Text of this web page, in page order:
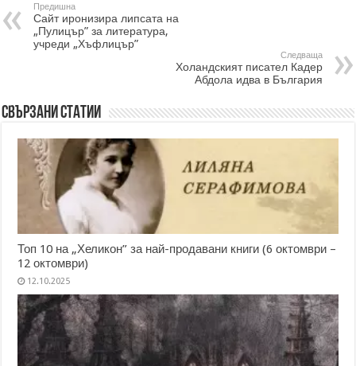
Предишна
Сайт иронизира липсата на
„Пулицър” за литература,
учреди „Хъфлицър”
Следваща
Холандският писател Кадер
Абдола идва в България
Свързани статии
Топ 10 на „Хеликон” за най-продавани книги (6 октомври –
12 октомври)
12.10.2025